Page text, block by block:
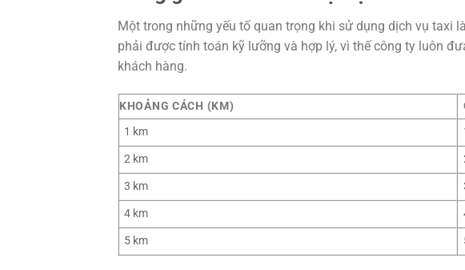
Một trong những yếu tố quan trọng khi sử dụng dịch vụ taxi
phải được tính toán kỹ lưỡng và hợp lý, vì thế công ty luôn
khách hàng.
KHOẢNG CÁCH (KM)
1 km
2 km
3 km
4 km
5 km